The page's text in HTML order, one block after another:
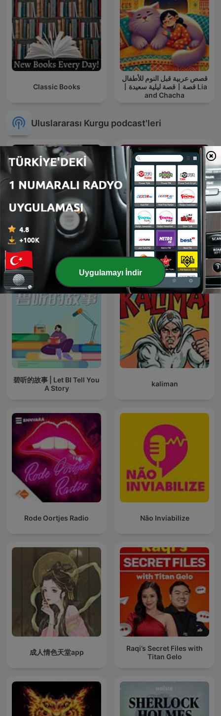
Classic Books
قصص عربية قبل النوم للأطفال
and Chacha
Uluslararası Kurgu podcast'leri
Kwentong Takipsilim
Pinoy Tagalog Horror
Stories Podcast
La Mano Peluda
碧听的故事 | Let BI Tell You
A Story
kaliman
Rode Oortjes Radio Não Inviabilize
成人情色天堂app
Raqi’s Secret Files with
Titan Gelo
Uygulamayı İndir